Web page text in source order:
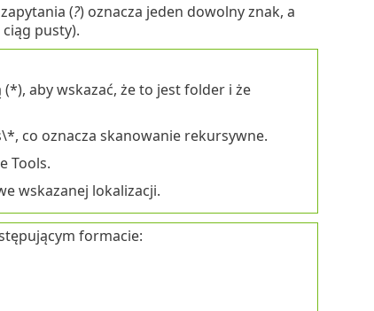
(?) oznacza jeden dowolny znak, a
pusty).
aby wskazać, że to jest folder i że
co oznacza skanowanie rekursywne.
Tools.
wskazanej lokalizacji.
formacie: